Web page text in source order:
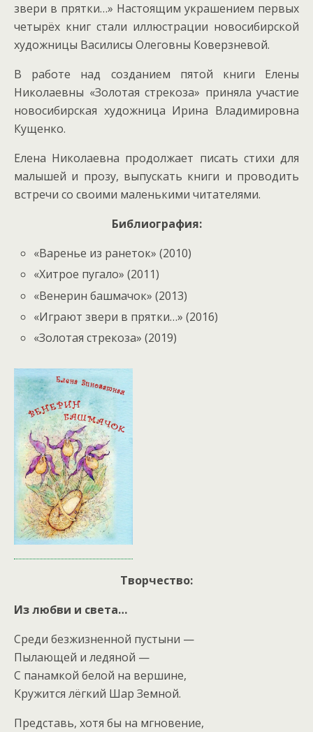
звери в прятки…» Настоящим украшением первых
четырёх книг стали иллюстрации новосибирской
художницы Василисы Олеговны Коверзневой.
В работе над созданием пятой книги Елены
Николаевны «Золотая стрекоза» приняла участие
новосибирская художница Ирина Владимировна
Кущенко.
Елена Николаевна продолжает писать стихи для
малышей и прозу, выпускать книги и проводить
встречи со своими маленькими читателями.
Библиография:
«Варенье из ранеток» (2010)
«Хитрое пугало» (2011)
«Венерин башмачок» (2013)
«Играют звери в прятки…» (2016)
«Золотая стрекоза» (2019)
Творчество:
Из любви и света…
Среди безжизненной пустыни —
Пылающей и ледяной —
С панамкой белой на вершине,
Кружится лёгкий Шар Земной.
Представь, хотя бы на мгновение,